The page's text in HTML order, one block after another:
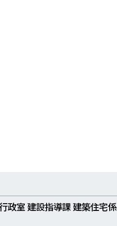
政室 建設指導課 建築住宅係